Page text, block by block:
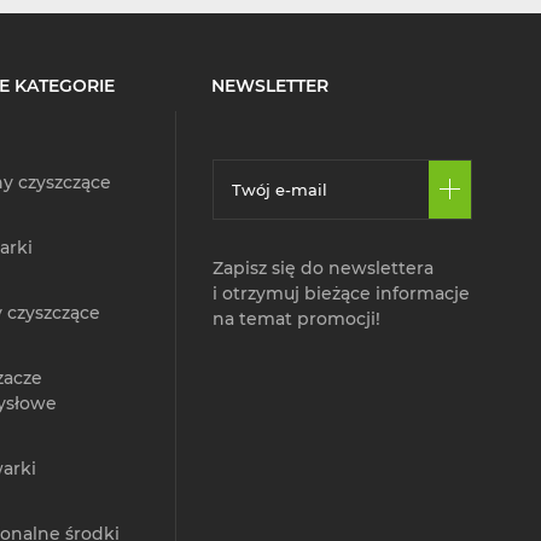
że ozonatory są przyjazne
KATEGORIE
czyszczące
środki
NEWSLETTER
Zapisz się do newslettera
i otrzymuj bieżące informacje
na temat promocji!